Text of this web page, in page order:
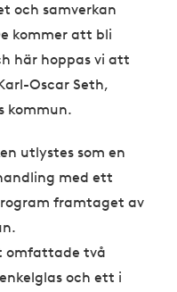
och samverkan
kommer att bli
här hoppas vi att
Oscar Seth,
kommun.
utlystes som en
med ett
framtaget av
omfattade två
och ett i